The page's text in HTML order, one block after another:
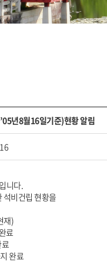
년8월16일기준)현황 알림
니다.
석비건립 현황을
재)
료
완료